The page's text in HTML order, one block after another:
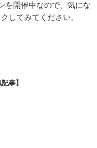
を開催中なので、気にな
してみてください。
事】